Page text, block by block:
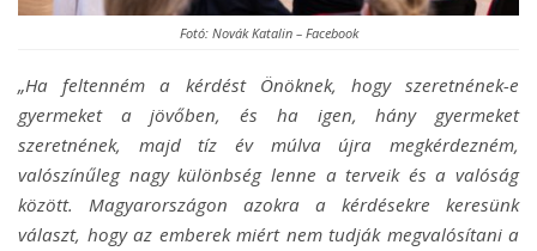
Fotó: Novák Katalin – Facebook
„Ha feltenném a kérdést Önöknek, hogy szeretnének-e
gyermeket a jövőben, és ha igen, hány gyermeket
szeretnének, majd tíz év múlva újra megkérdezném,
valószínűleg nagy különbség lenne a terveik és a valóság
között. Magyarországon azokra a kérdésekre keresünk
választ, hogy az emberek miért nem tudják megvalósítani a